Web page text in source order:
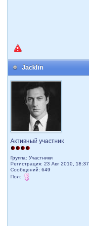
Jacklin
Активный участник
Группа: Участники
Регистрация: 23 Авг 2010, 18:37
Сообщений: 649
Пол: